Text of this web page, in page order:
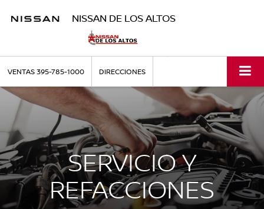
NISSAN DE LOS ALTOS
VENTAS395-785-1000 DIRECCIONES
SERVICIO Y
REFACCIONES